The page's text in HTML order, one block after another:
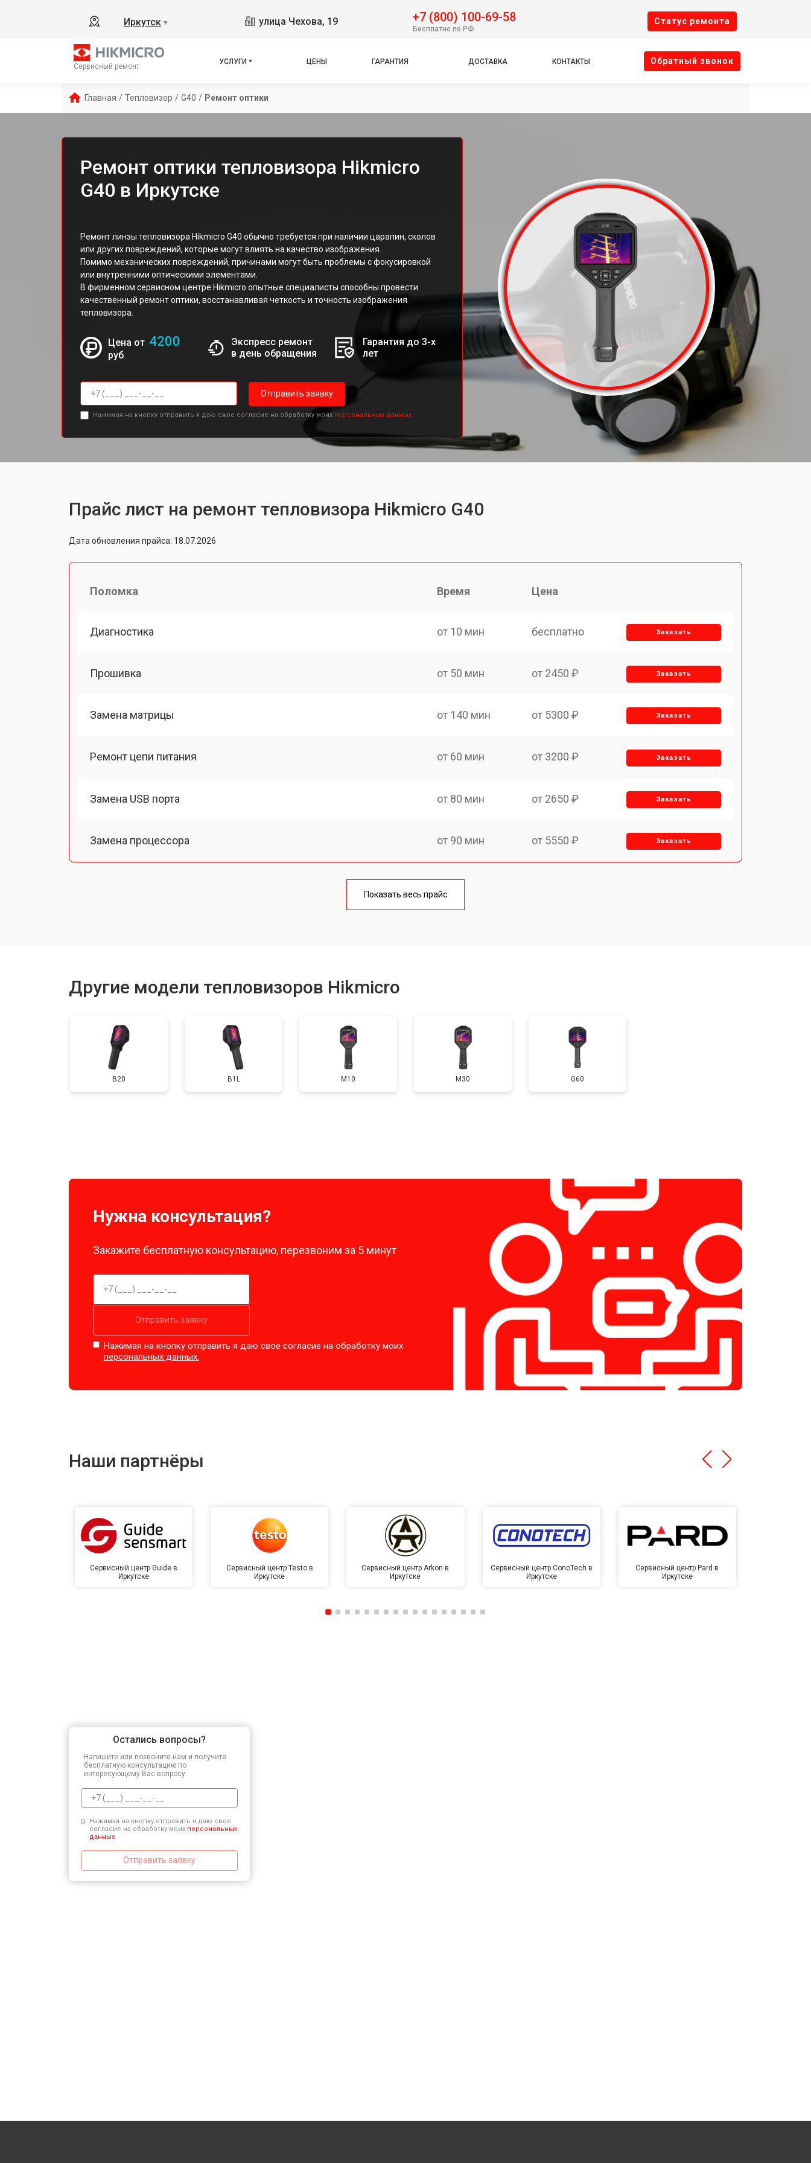
Иркутск ▼ улица Чехова, 19 +7 (800) 100-69-58
Бесплатно по РФ
Cтатус ремонта
Сервисный ремонт
УСЛУГИ ЦЕНЫ ГАРАНТИЯ ДОСТАВКА КОНТАКТЫ Oбратный звонок
Главная / Тепловизор / G40 / Ремонт оптики
Ремонт оптики тепловизора Hikmicro
G40 в Иркутске
Ремонт линзы тепловизора Hikmicro G40 обычно требуется при наличии царапин, сколов
или других повреждений, которые могут влиять на качество изображения.
Помимо механических повреждений, причинами могут быть проблемы с фокусировкой
или внутренними оптическими элементами.
В фирменном сервисном центре Hikmicro опытные специалисты способны провести
качественный ремонт оптики, восстанавливая четкость и точность изображения
тепловизора.
Цена от 4200
руб
Экспресс ремонт
в день обращения
Гарантия до 3-х
лет
Отправить заявку
Нажимая на кнопку отправить я даю свое согласие на обработку моих персональных данных.
Прайс лист на ремонт тепловизора Hikmicro G40
Дата обновления прайса: 18.07.2026
Поломка Время Цена
Диагностика от 10 мин бесплатно Заказать
Прошивка от 50 мин от 2450 ₽ Заказать
Замена матрицы от 140 мин от 5300 ₽ Заказать
Ремонт цепи питания от 60 мин от 3200 ₽ Заказать
Замена USB порта от 80 мин от 2650 ₽ Заказать
Замена процессора от 90 мин от 5550 ₽ Заказать
от 160 мин
Показать весь прайс
Другие модели тепловизоров Hikmicro
B20 B1L M10 M30 G60
Нужна консультация?
Закажите бесплатную консультацию, перезвоним за 5 минут
Отправить заявку
Нажимая на кнопку отправить я даю свое согласие на обработку моих
персональных данных.
Наши партнёры
Сервисный центр Guide в
Иркутске
Сервисный центр Testo в
Иркутске
Сервисный центр Arkon в
Иркутске
Сервисный центр ConoTech в
Иркутске
Сервисный центр Pard в
Иркутске
Остались вопросы?
Напишите или позвоните нам и получите
бесплатную консультацию по
интересующему Вас вопросу.
Нажимая на кнопку отправить я даю свое
согласие на обработку моих персональных
данных.
Отправить заявку